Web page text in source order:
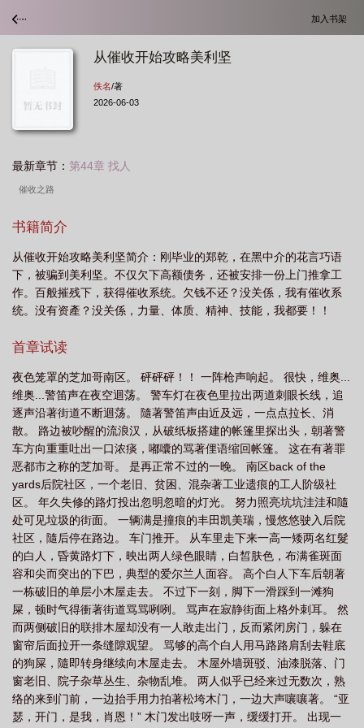
加入书架
从催收开始攻略美利坚
佚名/著
2026-06-03
最新章节： 第44章 找人
催收之路
书籍简介
从催收开始攻略美利坚简介：刚毕业的郑乾，在黑中介的花言巧语
下，被骗到美利坚。不仅欠下高额债务，还被安排一份上门推拿工
作。百般摧残下，获得催收系统。欠钱不还？没关係，我有催收系
统。没有资產？没关係，力量、体质、精神、技能，我都要！！
首章试读
夜色笼罩的芝加哥南区。 砰砰砰！！ 一阵枪声响起。 很快，维奥...
维奥...警笛声在夜空迴荡。 警车灯在夜色里拉出两道刺眼长线，追
逐声沿著街道不断迴荡。 隨著警笛声由近及远，一点点拉长、消
散。 路边被吵醒的流浪汉，从破纸板搭建的帐篷里探出头，朝著警
车方向重重吐出一口浓痰，嘟囔的骂著俚语缩回帐篷。 这在有著罪
恶都市之称的芝加哥。 是再正常不过的一晚。 南区back of the
yards后院社区，一个老旧、贫困、混杂著工业遗痕的工人阶级社
区。 年久失修的路灯投出忽明忽暗的灯光。 努力照亮坑坑洼洼和隨
处可见垃圾的街面。 一辆满是撞痕的丰田凯美瑞，慢悠悠驶入后院
社区，隨后停在路边。 车门推开。 从车里走下来一高一矮两名红髮
的白人，昏黄路灯下，映出两人绿色眼睛，白皙肤色，布满雀斑面
容和尖而突出的下巴，典型的爱尔兰人面容。 高个白人下车后朝著
一栋破旧的单层小木屋走去。 不过下一刻，脚下一滑踩到一滩狗
屎，顿时气得衝著街道骂骂咧咧。 骂声在寂静街面上格外刺耳。 然
而两侧破旧的联排木屋却没有一人敢走出门，反而紧闭房门，躲在
窗帘后面拉开一条缝隙观望。 骂够的高个白人用马路路肩刮去鞋底
的狗屎，隨即转身继续向木屋走去。 木屋外墙斑驳、油漆脱落、门
窗老旧、院子杂草丛生、杂物乱堆。 两人似乎已经来过无数次，熟
络的来到门前，一边抬手用力拍著松垮木门，一边大声嚷嚷著。 “亚
瑟，开门，是我，肖恩！” 木门发出吱呀一声，缓缓打开。 出现一